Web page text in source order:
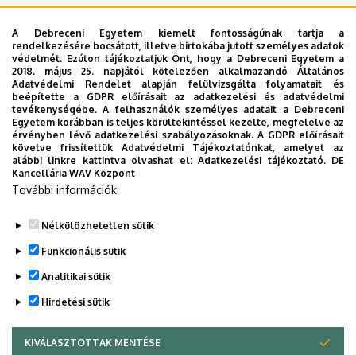
14:00
között
Agrár
Kutatóintézetek
és
Tangazdaság
(AKIT)
Előterjesztés:
DE AKIT 2019. évi belső gazdálkodási költségvetés
Határozati javaslat:
A DE AKIT Igazgatótanácsa 3/2020. (VI. 19.) sz.
határozatával ….. Igen, …… Nem, ….. Tartózkodás mellett
jóváhagyjaa DE AKIT 2019. évi belső gazdálkodási
költségvetéséről szóló beszámolót.
Legutóbbi frissítés: 2023. 03. 21. 10:44
A Debreceni Egyetem kiemelt fontosságúnak tartja a
rendelkezésére bocsátott, illetve birtokába jutott személyes adatok
védelmét. Ezúton tájékoztatjuk Önt, hogy a Debreceni Egyetem a
2018. május 25. napjától kötelezően alkalmazandó Általános
Adatvédelmi Rendelet alapján felülvizsgálta folyamatait és
beépítette a GDPR előírásait az adatkezelési és adatvédelmi
tevékenységébe. A felhasználók személyes adatait a Debreceni
Egyetem korábban is teljes körültekintéssel kezelte, megfelelve az
érvényben lévő adatkezelési szabályozásoknak. A GDPR előírásait
követve frissítettük Adatvédelmi Tájékoztatónkat, amelyet az
alábbi linkre kattintva olvashat el:Adatkezelési tájékoztató. DE
Kancellária WAV Központ
További információk
Nélkülözhetetlen sütik
Funkcionális sütik
Analitikai sütik
Hirdetési sütik
KIVÁLASZTOTTAK MENTÉSE
WITHDRAW CONSENT